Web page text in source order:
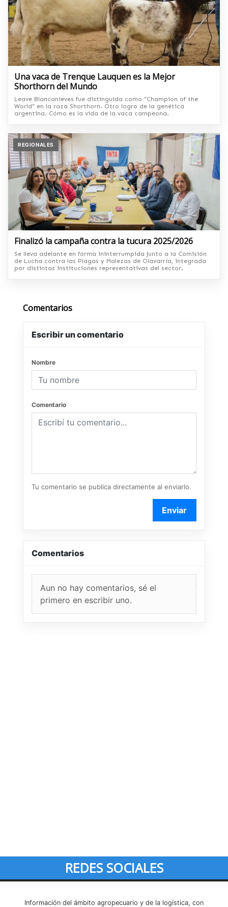
Una vaca de Trenque Lauquen es la Mejor
Shorthorn del Mundo
Leave Blancanieves fue distinguida como “Champion of the
World” en la raza Shorthorn. Otro logro de la genética
argentina. Cómo es la vida de la vaca campeona.
REGIONALES
Finalizó la campaña contra la tucura 2025/2026
Se lleva adelante en forma ininterrumpida junto a la Comisión
de Lucha contra las Plagas y Malezas de Olavarría, integrada
por distintas instituciones representativas del sector.
Comentarios
Escribir un comentario
Nombre
Comentario
Tu comentario se publica directamente al enviarlo.
Enviar
Comentarios
Aun no hay comentarios, sé el
primero en escribir uno.
REDES SOCIALES
Información del ámbito agropecuario y de la logística, con